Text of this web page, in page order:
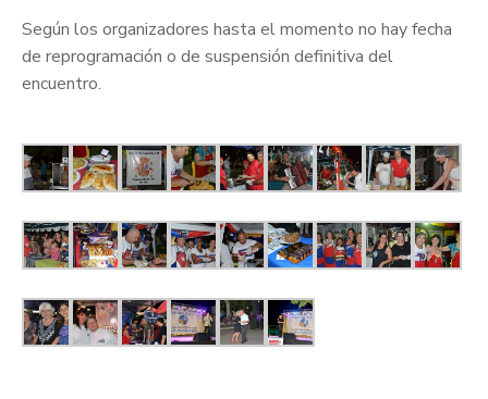
Según los organizadores hasta el momento no hay fecha
de reprogramación o de suspensión definitiva del
encuentro.